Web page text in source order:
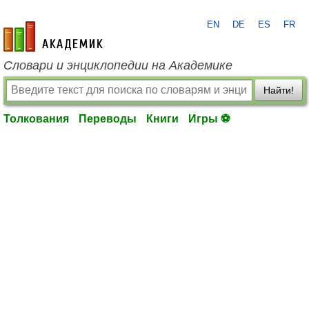
academic.ru
EN DE ES FR
Словари и энциклопедии на Академике
Найти!
Толкования Переводы Книги Игры ⚽